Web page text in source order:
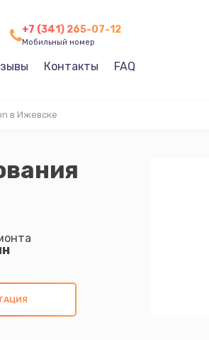
+7 (341) 265-07-12
Мобильный номер
Контакты FAQ
в Ижевске